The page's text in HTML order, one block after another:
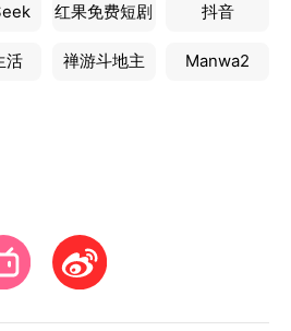
红果免费短剧 抖音
活 禅游斗地主 Manwa2